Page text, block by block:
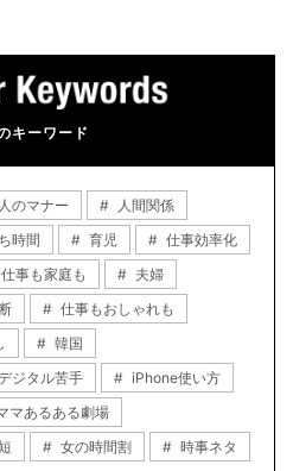
キーワード
のマナー
人間関係
時間 育児
仕事効率化
仕事も家庭も
夫婦
仕事もおしゃれも
韓国
ジタル苦手
iPhone使い方
マあるある劇場
女の時間割
時事ネタ